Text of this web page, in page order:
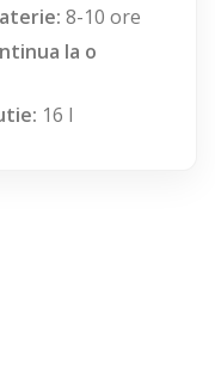
8-10 ore
la o
16 l